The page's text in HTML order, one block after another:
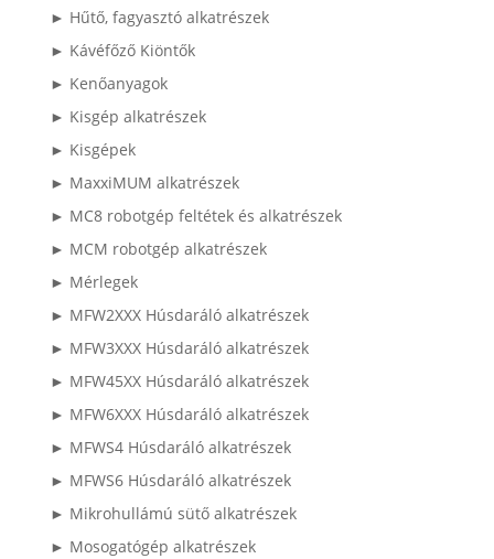
► Hűtő, fagyasztó alkatrészek
► Kávéfőző Kiöntők
► Kenőanyagok
► Kisgép alkatrészek
► Kisgépek
► MaxxiMUM alkatrészek
► MC8 robotgép feltétek és alkatrészek
► MCM robotgép alkatrészek
► Mérlegek
► MFW2XXX Húsdaráló alkatrészek
► MFW3XXX Húsdaráló alkatrészek
► MFW45XX Húsdaráló alkatrészek
► MFW6XXX Húsdaráló alkatrészek
► MFWS4 Húsdaráló alkatrészek
► MFWS6 Húsdaráló alkatrészek
► Mikrohullámú sütő alkatrészek
► Mosogatógép alkatrészek